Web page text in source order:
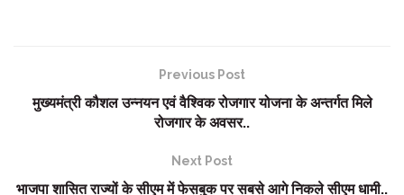
Previous Post
मुख्यमंत्री कौशल उन्नयन एवं वैश्विक रोजगार योजना के अन्तर्गत मिले
रोजगार के अवसर..
Next Post
भाजपा शासित राज्यों के सीएम में फेसबुक पर सबसे आगे निकले सीएम धामी..